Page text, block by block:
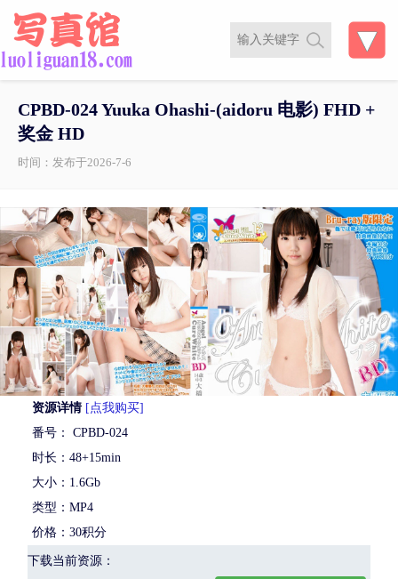
CPBD-024 Yuuka Ohashi-(aidoru 电影) FHD +
奖金 HD
时间：发布于2026-7-6
资源详情 [点我购买]
番号： CPBD-024
时长：48+15min
大小：1.6Gb
类型：MP4
价格：30积分
下载当前资源：